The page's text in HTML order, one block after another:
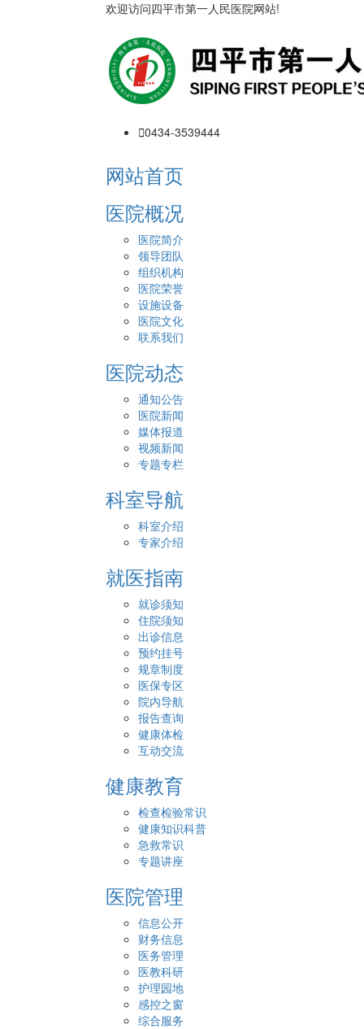
欢迎访问四平市第一人民医院网站!
0434-3539444
网站首页
医院概况
医院简介
领导团队
组织机构
医院荣誉
设施设备
医院文化
联系我们
医院动态
通知公告
医院新闻
媒体报道
视频新闻
专题专栏
科室导航
科室介绍
专家介绍
就医指南
就诊须知
住院须知
出诊信息
预约挂号
规章制度
医保专区
院内导航
报告查询
健康体检
互动交流
健康教育
检查检验常识
健康知识科普
急救常识
专题讲座
医院管理
信息公开
财务信息
医务管理
医教科研
护理园地
感控之窗
综合服务